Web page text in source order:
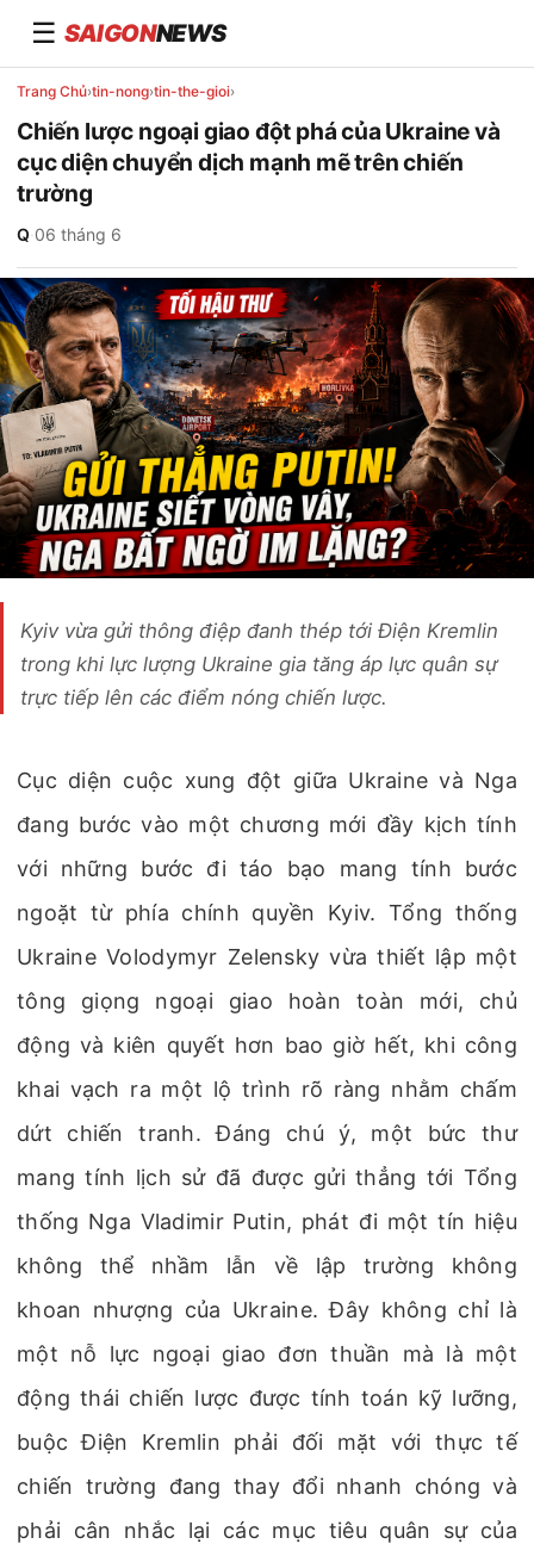
☰ SAIGONNEWS
Trang Chủ›tin-nong›tin-the-gioi›
Chiến lược ngoại giao đột phá của Ukraine và
cục diện chuyển dịch mạnh mẽ trên chiến
trường
Q·06 tháng 6
Kyiv vừa gửi thông điệp đanh thép tới Điện Kremlin
trong khi lực lượng Ukraine gia tăng áp lực quân sự
trực tiếp lên các điểm nóng chiến lược.
Cục diện cuộc xung đột giữa Ukraine và Nga
đang bước vào một chương mới đầy kịch tính
với những bước đi táo bạo mang tính bước
ngoặt từ phía chính quyền Kyiv. Tổng thống
Ukraine Volodymyr Zelensky vừa thiết lập một
tông giọng ngoại giao hoàn toàn mới, chủ
động và kiên quyết hơn bao giờ hết, khi công
khai vạch ra một lộ trình rõ ràng nhằm chấm
dứt chiến tranh. Đáng chú ý, một bức thư
mang tính lịch sử đã được gửi thẳng tới Tổng
thống Nga Vladimir Putin, phát đi một tín hiệu
không thể nhầm lẫn về lập trường không
khoan nhượng của Ukraine. Đây không chỉ là
một nỗ lực ngoại giao đơn thuần mà là một
động thái chiến lược được tính toán kỹ lưỡng,
buộc Điện Kremlin phải đối mặt với thực tế
chiến trường đang thay đổi nhanh chóng và
phải cân nhắc lại các mục tiêu quân sự của